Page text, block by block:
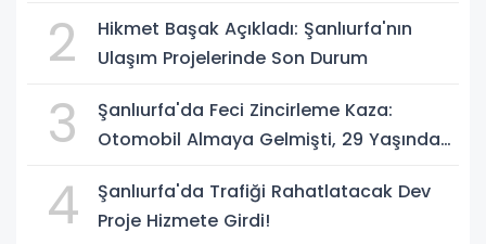
2
Hikmet Başak Açıkladı: Şanlıurfa'nın
Ulaşım Projelerinde Son Durum
3
Şanlıurfa'da Feci Zincirleme Kaza:
Otomobil Almaya Gelmişti, 29 Yaşındaki
4
Şanlıurfa'da Trafiği Rahatlatacak Dev
Proje Hizmete Girdi!